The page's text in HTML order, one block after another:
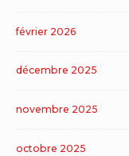
février 2026
décembre 2025
novembre 2025
octobre 2025